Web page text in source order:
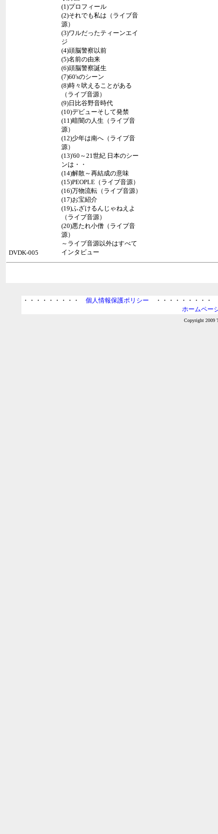
(1)プロフィール
(2)それでも私は（ライブ音
源）
(3)ワルだったティーンエイ
ジ
(4)頭脳警察以前
(5)名前の由来
(6)頭脳警察誕生
(7)60'sのシーン
(8)時々吠えることがある
（ライブ音源）
(9)日比谷野音時代
(10)デビューそして発禁
(11)暗闇の人生（ライブ音
源）
(12)少年は南へ（ライブ音
源）
(13)'60～21世紀 日本のシー
ンは・・
(14)解散～再結成の意味
(15)PEOPLE（ライブ音源）
(16)万物流転（ライブ音源）
(17)お宝紹介
(19)ふざけるんじゃねえよ
（ライブ音源）
(20)悪たれ小僧（ライブ音
源）
～ライブ音源以外はすべて
インタビュー
DVDK-005
・・・・・・・・・個人情報保護ポリシー ・・・・・・・・
ホームペー
Copyright 2009